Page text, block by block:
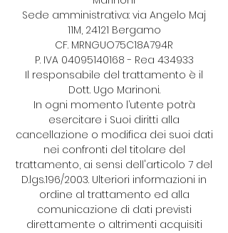
Sede amministrativa: via Angelo Maj
11M, 24121 Bergamo
CF. MRNGUO75C18A794R
P. IVA 04095140168 - Rea 434933
Il responsabile del trattamento è il
Dott. Ugo Marinoni.
In ogni momento l’utente potrà
esercitare i Suoi diritti alla
cancellazione o modifica dei suoi dati
nei confronti del titolare del
trattamento, ai sensi dell'articolo 7 del
D.lgs.196/2003. Ulteriori informazioni in
ordine al trattamento ed alla
comunicazione di dati previsti
direttamente o altrimenti acquisiti